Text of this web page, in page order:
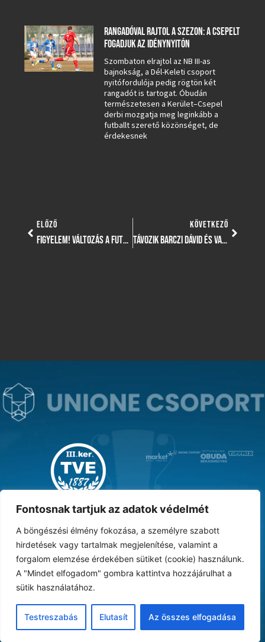
Fontosnak tartjuk az adatok védelmét
A böngészési élmény fokozása, a személyre szabott
hirdetések vagy tartalmak megjelenítése, valamint a
forgalom elemzése érdekében sütiket (cookie) használunk.
A "Mindet elfogadom" gombra kattintva hozzájárulhat a
sütik használatához.
Testreszabás Elutasít Az összes elfogadása
RANGADÓVAL RAJTOL A SZEZON: A CSEPELT
FOGADJUK AZ IDÉNYNYITÓN
Szombaton elrajtol az NB III-as
bajnokság, a Dél-Keleti csoport
nyitófordulója pedig rögtön két
rangadót is tartogat. Óbudán
természetesen a Kerület–Csepel
derbi mozgatja meg leginkább a
futballt szerető közönséget, de
érdekesnek
ELŐZŐ
FIGYELEM! VÁLTOZÁS A FUTÓPÁLYA LAKOSSÁGI IDŐSÁVJÁBAN
KÖVETKEZŐ
TÁVOZIK BARCZI DÁVID ÉS VANKÓ IMRE
MAGYAR KUPA GYŐZTES ‘31
DOKUMENTUMTÁRARCHÍVUMKARRIERSAJTÓTAOBESZÁMOLÓK
© 2024 III. kerületi Torna és Vívó Egylet. Minden jog fenntartva.
Adatvédelmi nyilatkozatVásárlási feltételekSüti tájékoztatóÁSZF